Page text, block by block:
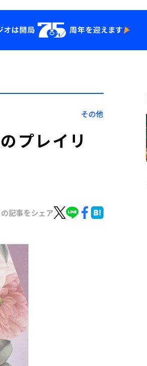
YouTube
その他
プレイリ
の記事をシェア